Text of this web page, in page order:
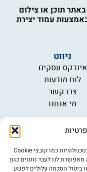
כדי לספק את החוויה הטובה ביותר, אנו משתמשים בטכנולוגיות כמו קובצי Cookie
לנו לעבד נתונים כגון
ביטול הסכמה עלולים לפגוע
תוכן או צילום
עמוד יצירת
ניווט
אינדקס עסקים
לוח מודעות
צרו קשר
מי אנחנו